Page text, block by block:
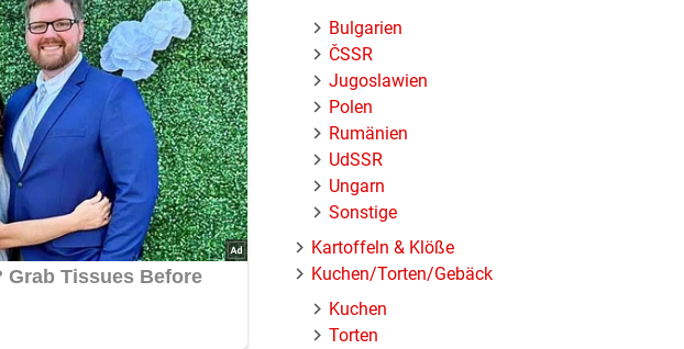
Bulgarien
ČSSR
Jugoslawien
Polen
Rumänien
UdSSR
Ungarn
Sonstige
Kartoffeln & Klöße
Kuchen/Torten/Gebäck
Kuchen
Torten